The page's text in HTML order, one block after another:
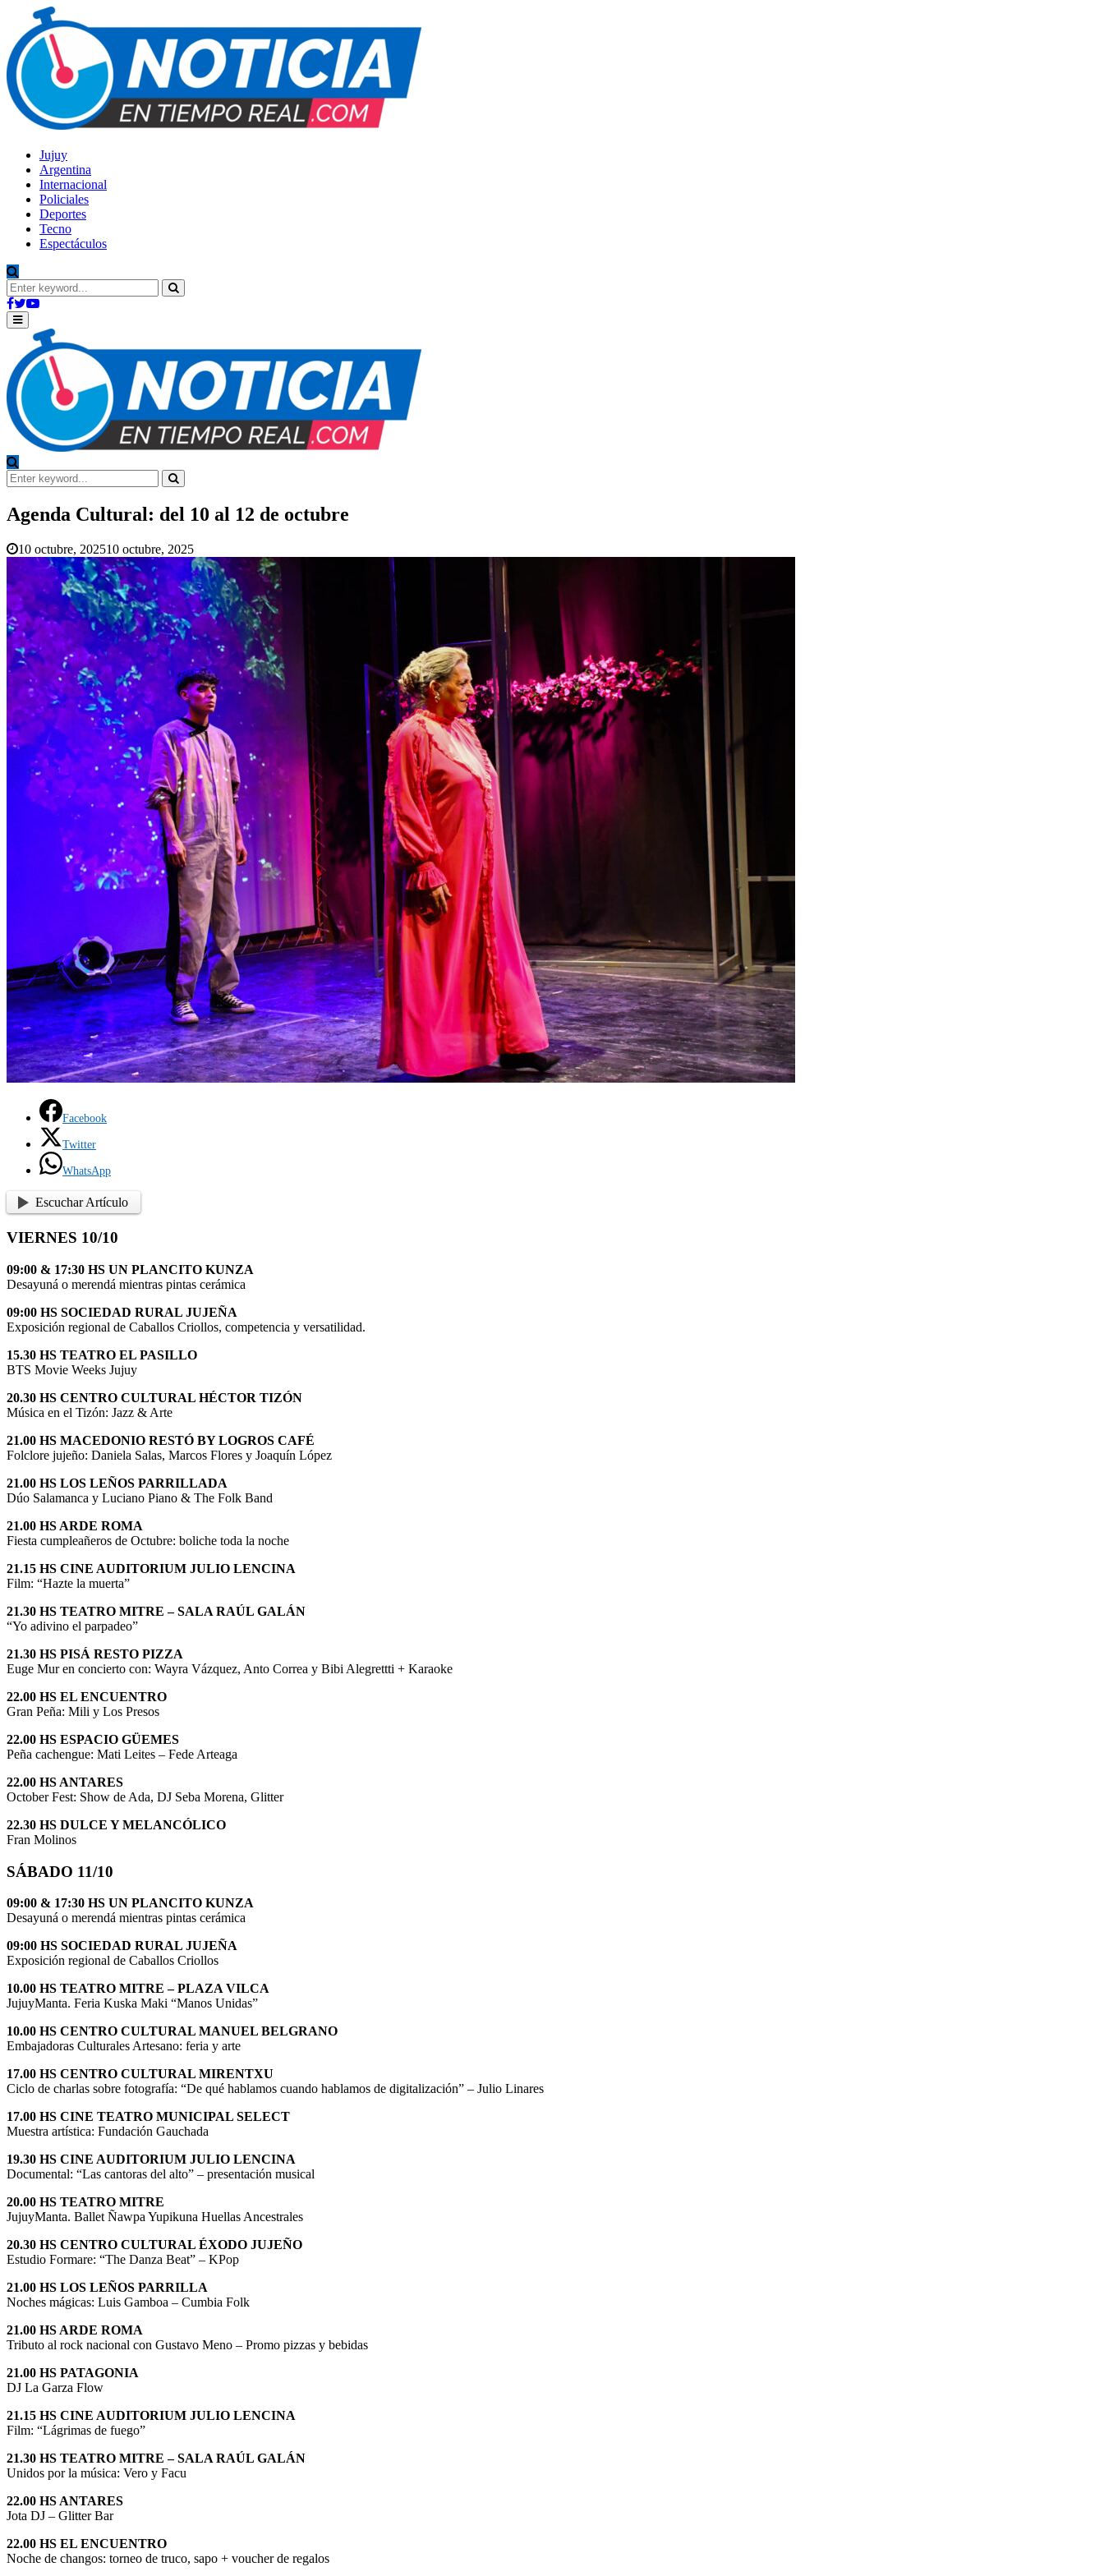
Jujuy
Argentina
Internacional
Policiales
Deportes
Tecno
Espectáculos
Search
for:
Search
Facebook
Twitter
Youtube
Primary
Menu
Search
for:
Search
Agenda Cultural: del 10 al 12 de octubre
10 octubre, 202510 octubre, 2025
Facebook
Twitter
WhatsApp
Escuchar Artículo
VIERNES 10/10
09:00 & 17:30 HS UN PLANCITO KUNZA
Desayuná o merendá mientras pintas cerámica
09:00 HS SOCIEDAD RURAL JUJEÑA
Exposición regional de Caballos Criollos, competencia y versatilidad.
15.30 HS TEATRO EL PASILLO
BTS Movie Weeks Jujuy
20.30 HS CENTRO CULTURAL HÉCTOR TIZÓN
Música en el Tizón: Jazz & Arte
21.00 HS MACEDONIO RESTÓ BY LOGROS CAFÉ
Folclore jujeño: Daniela Salas, Marcos Flores y Joaquín López
21.00 HS LOS LEÑOS PARRILLADA
Dúo Salamanca y Luciano Piano & The Folk Band
21.00 HS ARDE ROMA
Fiesta cumpleañeros de Octubre: boliche toda la noche
21.15 HS CINE AUDITORIUM JULIO LENCINA
Film: “Hazte la muerta”
21.30 HS TEATRO MITRE – SALA RAÚL GALÁN
“Yo adivino el parpadeo”
21.30 HS PISÁ RESTO PIZZA
Euge Mur en concierto con: Wayra Vázquez, Anto Correa y Bibi Alegrettti + Karaoke
22.00 HS EL ENCUENTRO
Gran Peña: Mili y Los Presos
22.00 HS ESPACIO GÜEMES
Peña cachengue: Mati Leites – Fede Arteaga
22.00 HS ANTARES
October Fest: Show de Ada, DJ Seba Morena, Glitter
22.30 HS DULCE Y MELANCÓLICO
Fran Molinos
SÁBADO 11/10
09:00 & 17:30 HS UN PLANCITO KUNZA
Desayuná o merendá mientras pintas cerámica
09:00 HS SOCIEDAD RURAL JUJEÑA
Exposición regional de Caballos Criollos
10.00 HS TEATRO MITRE – PLAZA VILCA
JujuyManta. Feria Kuska Maki “Manos Unidas”
10.00 HS CENTRO CULTURAL MANUEL BELGRANO
Embajadoras Culturales Artesano: feria y arte
17.00 HS CENTRO CULTURAL MIRENTXU
Ciclo de charlas sobre fotografía: “De qué hablamos cuando hablamos de digitalización” – Julio Linares
17.00 HS CINE TEATRO MUNICIPAL SELECT
Muestra artística: Fundación Gauchada
19.30 HS CINE AUDITORIUM JULIO LENCINA
Documental: “Las cantoras del alto” – presentación musical
20.00 HS TEATRO MITRE
JujuyManta. Ballet Ñawpa Yupikuna Huellas Ancestrales
20.30 HS CENTRO CULTURAL ÉXODO JUJEÑO
Estudio Formare: “The Danza Beat” – KPop
21.00 HS LOS LEÑOS PARRILLA
Noches mágicas: Luis Gamboa – Cumbia Folk
21.00 HS ARDE ROMA
Tributo al rock nacional con Gustavo Meno – Promo pizzas y bebidas
21.00 HS PATAGONIA
DJ La Garza Flow
21.15 HS CINE AUDITORIUM JULIO LENCINA
Film: “Lágrimas de fuego”
21.30 HS TEATRO MITRE – SALA RAÚL GALÁN
Unidos por la música: Vero y Facu
22.00 HS ANTARES
Jota DJ – Glitter Bar
22.00 HS EL ENCUENTRO
Noche de changos: torneo de truco, sapo + voucher de regalos